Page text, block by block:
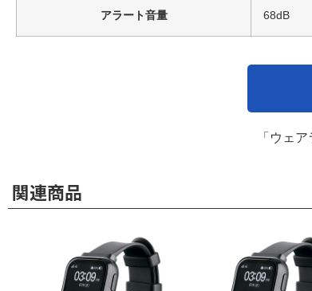
アラート音量 68dB
「ウェ
関連商品